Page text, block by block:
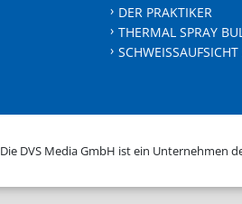
DER PRAKTIKER
THERMAL SPRAY
SCHWEISSAUFSICHT
Die DVS Media GmbH ist ein Unternehmen